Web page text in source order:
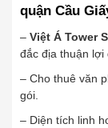
quận Cầu
– Việt Á Tower
đắc địa thuận
– Cho thuê văn
gói.
– Diện tích linh